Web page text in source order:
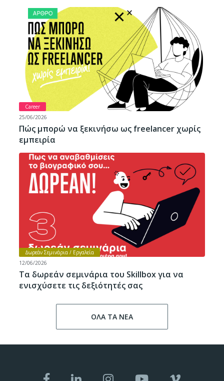
Career
25/06/2026
Πώς μπορώ να ξεκινήσω ως freelancer χωρίς
εμπειρία
Δωρεάν Σεμινάρια / Εργαλεία
12/06/2026
Τα δωρεάν σεμινάρια του Skillbox για να
ενισχύσετε τις δεξιότητές σας
ΟΛΑ ΤΑ ΝΕΑ